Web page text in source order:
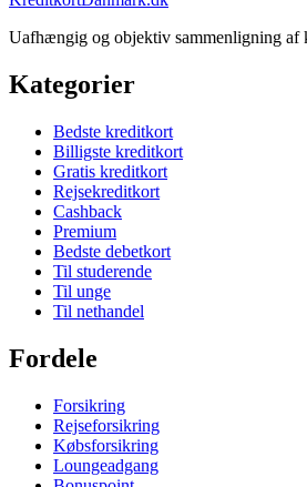
Uafhængig og objektiv sammenligning af
Kategorier
Bedste kreditkort
Billigste kreditkort
Gratis kreditkort
Rejsekreditkort
Cashback
Premium
Bedste debetkort
Til studerende
Til unge
Til nethandel
Fordele
Forsikring
Rejseforsikring
Købsforsikring
Loungeadgang